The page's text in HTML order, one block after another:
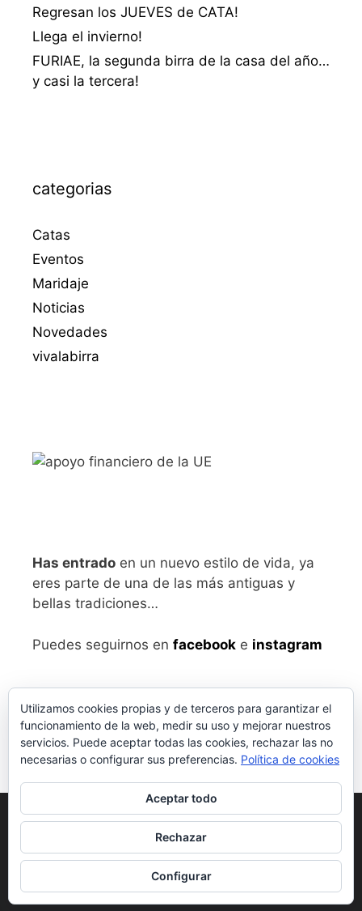
Regresan los JUEVES de CATA!
Llega el invierno!
FURIAE, la segunda birra de la casa del año…
y casi la tercera!
categorias
Catas
Eventos
Maridaje
Noticias
Novedades
vivalabirra
Has entrado en un nuevo estilo de vida, ya
eres parte de una de las más antiguas y
bellas tradiciones…
Puedes seguirnos en facebook e instagram
Aviso legaly Política de Privacidad
Condiciones generales de compra
• Creado con
Utilizamos cookies propias y de terceros para garantizar el
funcionamiento de la web, medir su uso y mejorar nuestros
servicios. Puede aceptar todas las cookies, rechazar las no
necesarias o configurar sus preferencias. Política de cookies
Aceptar todo
Rechazar
Configurar